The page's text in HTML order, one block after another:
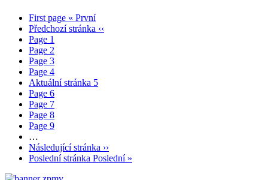
First page « První
Předchozí stránka ‹‹
Page 1
Page 2
Page 3
Page 4
Aktuální stránka 5
Page 6
Page 7
Page 8
Page 9
…
Následující stránka ››
Poslední stránka Poslední »